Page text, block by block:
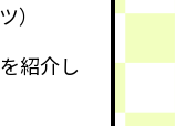
）
紹介し